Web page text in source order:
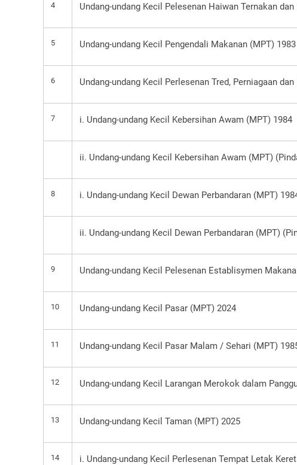
4 Undang-undang Kecil Pelesenan Haiwan Ternakan
5 Undang-undang Kecil Pengendali Makanan (MPT) 1983
6 Undang-undang Kecil Perlesenan Tred, Perniagaan
7 i. Undang-undang Kecil Kebersihan Awam (MPT) 1984
ii. Undang-undang Kecil Kebersihan Awam (MPT)
8 i. Undang-undang Kecil Dewan Perbandaran (MPT)
ii. Undang-undang Kecil Dewan Perbandaran (MPT)
9 Undang-undang Kecil Pelesenan Establisymen
10 Undang-undang Kecil Pasar (MPT) 2024
11 Undang-undang Kecil Pasar Malam / Sehari (MPT)
12 Undang-undang Kecil Larangan Merokok dalam
13 Undang-undang Kecil Taman (MPT) 2025
14 i. Undang-undang Kecil Perlesenan Tempat Letak